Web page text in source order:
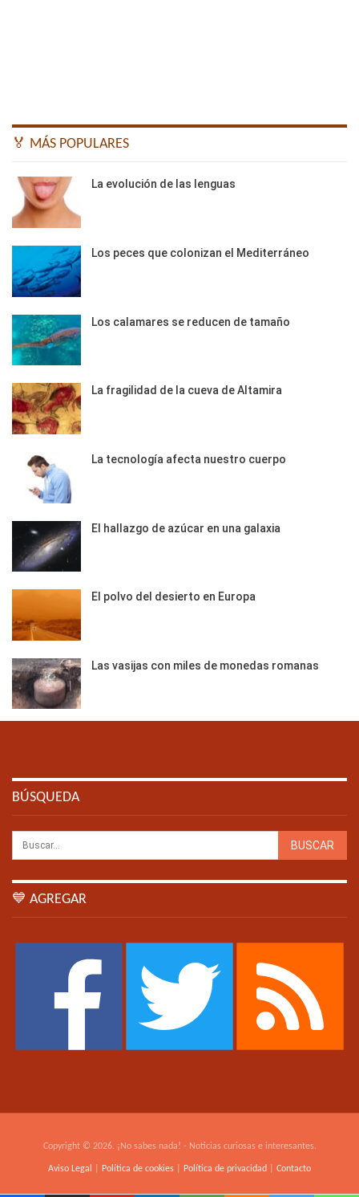
🏅 MÁS POPULARES
La evolución de las lenguas
Los peces que colonizan el Mediterráneo
Los calamares se reducen de tamaño
La fragilidad de la cueva de Altamira
La tecnología afecta nuestro cuerpo
El hallazgo de azúcar en una galaxia
El polvo del desierto en Europa
Las vasijas con miles de monedas romanas
BÚSQUEDA
💙 AGREGAR
Copyright © 2026. ¡No sabes nada! - Noticias curiosas e interesantes.
Aviso Legal Política de cookies Política de privacidad Contacto